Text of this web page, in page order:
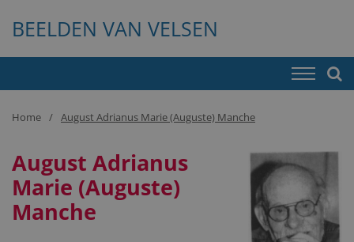
BEELDEN VAN VELSEN
Home August Adrianus Marie (Auguste) Manche
August Adrianus
Marie (Auguste)
Manche